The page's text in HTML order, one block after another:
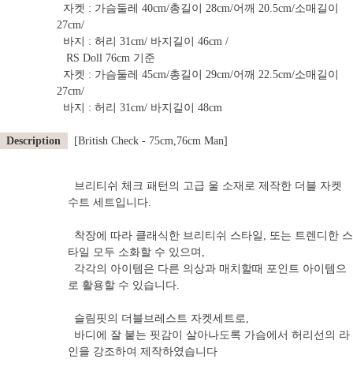
자켓 : 가슴둘레 40cm/총길이 28cm/어깨 20.5cm/소매길이
27cm/
바지 : 허리 31cm/ 바지길이 46cm /
RS Doll 76cm 기준
자켓 : 가슴둘레 45cm/총길이 29cm/어깨 22.5cm/소매길이
27cm/
바지 : 허리 31cm/ 바지길이 48cm
Description [British Check - 75cm,76cm Man]
브리티쉬 체크 패턴의 고급 울 소재로 제작한 더블 자켓
수트 세트입니다.
착장에 따라 클래식한 브리티쉬 스타일, 또는 트렌디한 스
타일 모두 소화할 수 있으며,
각각의 아이템은 다른 의상과 매치할때 포인트 아이템으
로 활용할 수 있습니다.
슬림핏의 더블브레스트 자켓세트로,
바디에 잘 붙는 핏감이 살아나도록 가슴에서 허리선의 라
인을 강조하여 제작하였습니다